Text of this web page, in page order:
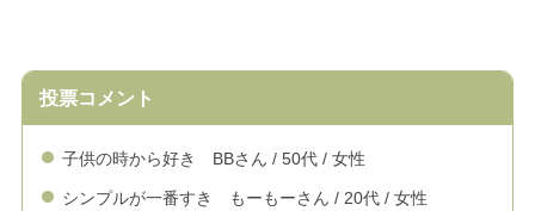
投票コメント
子供の時から好き BBさん / 50代 / 女性
シンプルが一番すき もーもーさん / 20代 / 女性